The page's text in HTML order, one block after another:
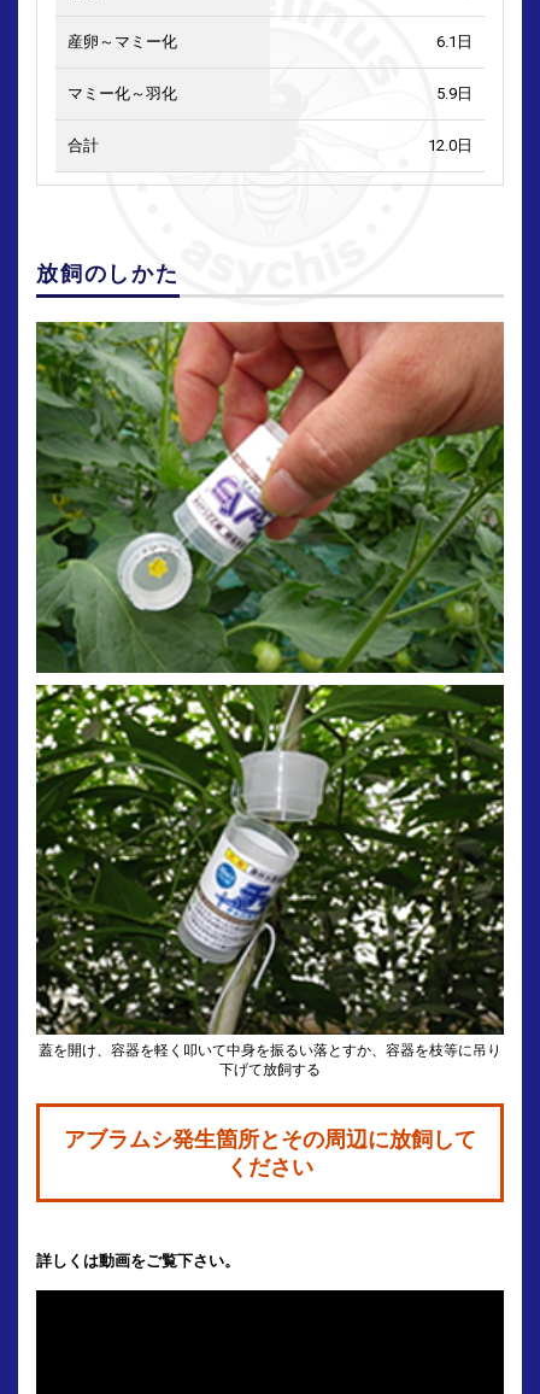
6.1日
5.9日
12.0日
放飼のしかた
蓋を開け、容器を軽く叩いて中身を振るい落とすか、容器を枝等に吊り
下げて放飼する
アブラムシ発生箇所とその周辺に放飼して
ください
詳しくは動画をご覧下さい。